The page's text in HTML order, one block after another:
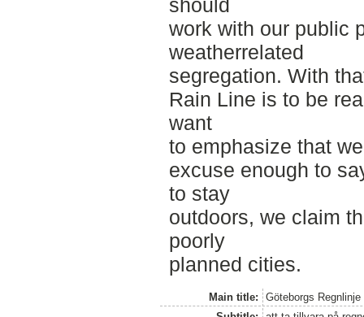
should
work with our public
weatherrelated
segregation. With
Rain Line is to be
want
to emphasize that
excuse enough to
to stay
outdoors, we claim
poorly
planned cities.
Main title:
Göteborgs Regnlinje